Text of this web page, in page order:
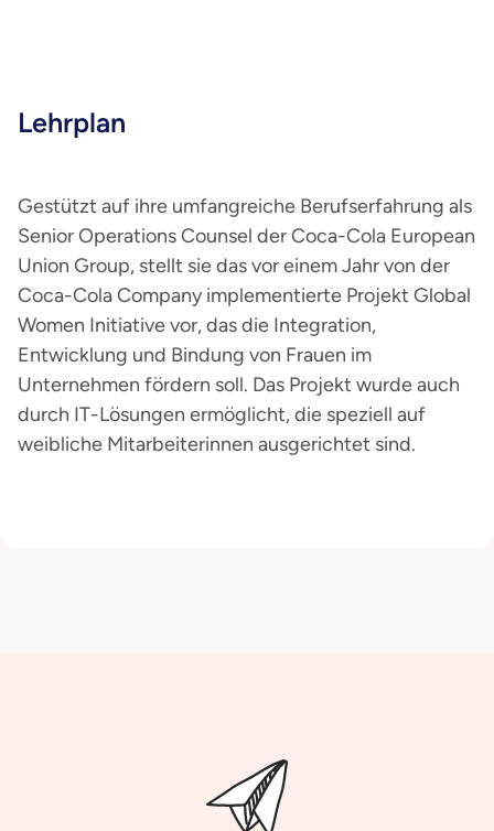
Lehrplan
Gestützt auf ihre umfangreiche Berufserfahrung als
Senior Operations Counsel der Coca-Cola European
Union Group, stellt sie das vor einem Jahr von der
Coca-Cola Company implementierte Projekt Global
Women Initiative vor, das die Integration,
Entwicklung und Bindung von Frauen im
Unternehmen fördern soll. Das Projekt wurde auch
durch IT-Lösungen ermöglicht, die speziell auf
weibliche Mitarbeiterinnen ausgerichtet sind.